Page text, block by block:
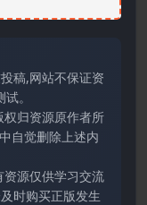
稿,网站不保证资
。
归资源原作者所
自觉删除上述内
源仅供学习交流
时购买正版发生